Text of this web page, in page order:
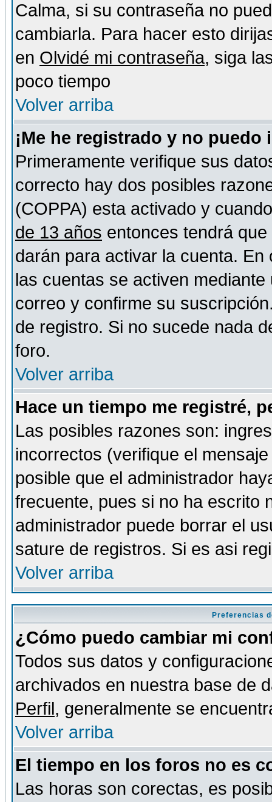
Calma, si su contraseña no
cambiarla. Para hacer esto
en Olvidé mi contraseña, siga
poco tiempo
Volver arriba
¡Me he registrado y no puedo
Primeramente verifique sus
correcto hay dos posibles
(COPPA) esta activado y
de 13 años entonces tendrá
darán para activar la cuenta.
las cuentas se activen
correo y confirme su
de registro. Si no sucede nada
foro.
Volver arriba
Hace un tiempo me registré,
Las posibles razones son:
incorrectos (verifique el
posible que el administrador
frecuente, pues si no ha escrito
administrador puede borrar el
sature de registros. Si es asi
Volver arriba
Preferencias
¿Cómo puedo cambiar mi
Todos sus datos y
archivados en nuestra base de
Perfil, generalmente se
Volver arriba
El tiempo en los foros no es
Las horas son corectas, es